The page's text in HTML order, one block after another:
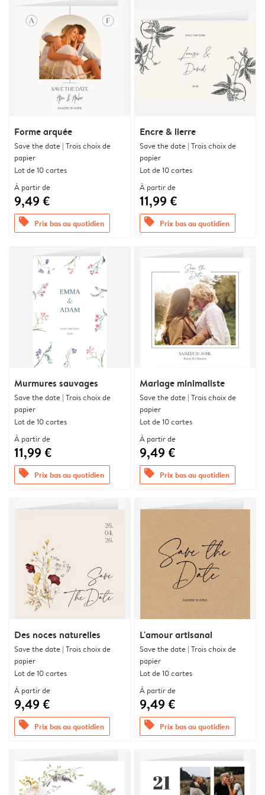
Forme arquée
Save the date | Trois choix de
papier
Lot de 10 cartes
À partir de
9,49 €
offers Prix bas au quotidien
Encre & lierre
Save the date | Trois choix de
papier
Lot de 10 cartes
À partir de
11,99 €
offers Prix bas au quotidien
Murmures sauvages
Save the date | Trois choix de
papier
Lot de 10 cartes
À partir de
11,99 €
offers Prix bas au quotidien
Mariage minimaliste
Save the date | Trois choix de
papier
Lot de 10 cartes
À partir de
9,49 €
offers Prix bas au quotidien
Des noces naturelles
Save the date | Trois choix de
papier
Lot de 10 cartes
À partir de
9,49 €
offers Prix bas au quotidien
L'amour artisanal
Save the date | Trois choix de
papier
Lot de 10 cartes
À partir de
9,49 €
offers Prix bas au quotidien